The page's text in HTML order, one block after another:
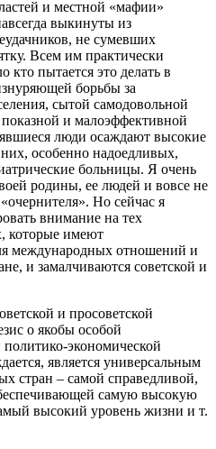
и местной «мафии»
выкинуты из
не сумевших
Всем им практически
пытается это делать в
борьбы за
сытой самодовольной
и малоэффективной
люди осаждают высокие
особенно надоедливых,
больницы. Я очень
родины, ее людей и вовсе не
Но сейчас я
внимание на тех
которые имеют
международных отношений и
и замалчиваются советской и
и просоветской
о якобы особой
экономической
является универсальным
стран – самой справедливой,
самую высокую
высокий уровень жизни и т.